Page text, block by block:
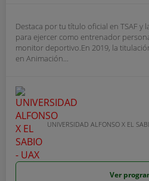
Destaca por tu título oficial en TSAF y
para ejercer como entrenador
monitor deportivo.En 2019, la
en Animación...
UNIVERSIDAD ALFONSO X EL
Ver